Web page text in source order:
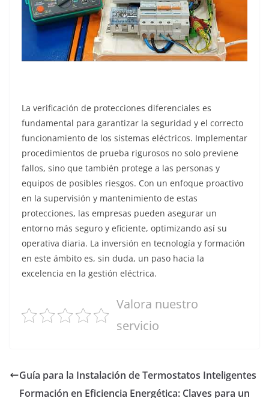
La verificación de protecciones diferenciales es
fundamental para garantizar la seguridad y el correcto
funcionamiento de los sistemas eléctricos. Implementar
procedimientos de prueba rigurosos no solo previene
fallos, sino que también protege a las personas y
equipos de posibles riesgos. Con un enfoque proactivo
en la supervisión y mantenimiento de estas
protecciones, las empresas pueden asegurar un
entorno más seguro y eficiente, optimizando así su
operativa diaria. La inversión en tecnología y formación
en este ámbito es, sin duda, un paso hacia la
excelencia en la gestión eléctrica.
Valora nuestro
servicio
Guía para la Instalación de Termostatos Inteligentes
Formación en Eficiencia Energética: Claves para un